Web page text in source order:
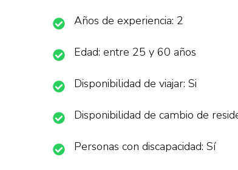
Años de experiencia: 2
Edad: entre 25 y 60 años
Disponibilidad de viajar: Si
Disponibilidad de cambio de
Personas con discapacidad: Sí